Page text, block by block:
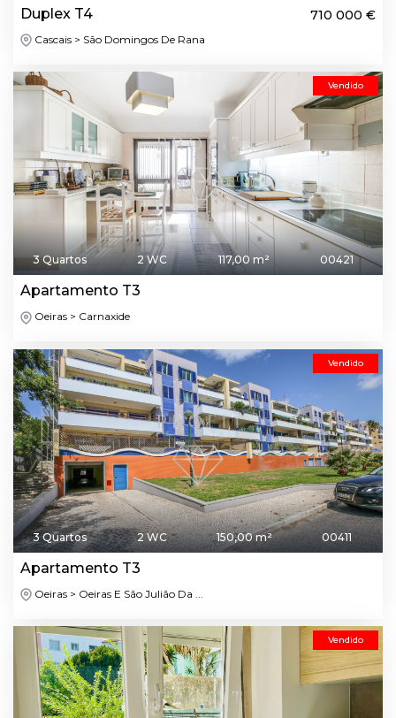
Duplex T4 710 000 €
Cascais > São Domingos De Rana
Vendido
3 Quartos 2 WC 117,00 m² 00421
Apartamento T3
Oeiras > Carnaxide
Vendido
3 Quartos 2 WC 150,00 m² 00411
Apartamento T3
Oeiras > Oeiras E São Julião Da ...
Vendido